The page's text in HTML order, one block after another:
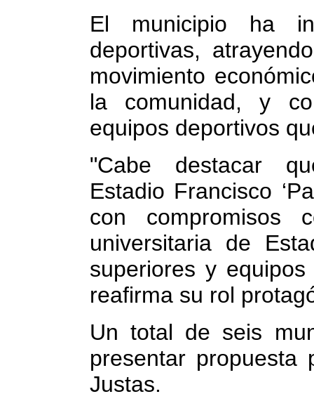
El municipio ha
deportivas,
movimiento
la comunidad, y
equipos deportivos
"Cabe destacar
Estadio Francisco
con compromisos
universitaria de
superiores y
reafirma su rol
Un total de seis
presentar
Justas.